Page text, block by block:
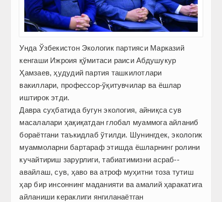
Унда Ўзбекистон Экологик партияси Марказий
кенгаши Ижроия қўмитаси раиси Абдушукур
Ҳамзаев, ҳудудий партия ташкилотлари
вакиллари, профессор-ўқитувчилар ва ёшлар
иштирок этди.
Давра суҳбатида бугун экология, айниқса сув
масалалари ҳақиқатдан глобал муаммога айланиб
бораётгани таъкидлаб ўтилди. Шунинг­дек, экологик
муаммоларни бартараф этишда ёшларнинг ролини
кучайтириш зарурлиги, табиатимизни асраб-­
авайлаш, сув, ҳаво ва атроф муҳитни тоза тутиш
ҳар бир инсоннинг мадания­ти ва амалий ҳаракатига
айланиши кераклиги янгиланаётган